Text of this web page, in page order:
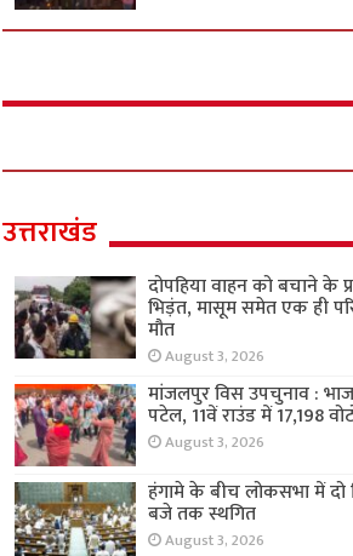
उत्तराखंड
दोपहिया वाहन को बचाने के
भिड़ंत, मासूम समेत एक ही
मौत
August 3, 2026
मांजलपुर विस उपचुनाव :
पटेल, 11वें राउंड में 17,198
August 3, 2026
हंगामे के बीच लोकसभा में दो
बजे तक स्थगित
August 3, 2026